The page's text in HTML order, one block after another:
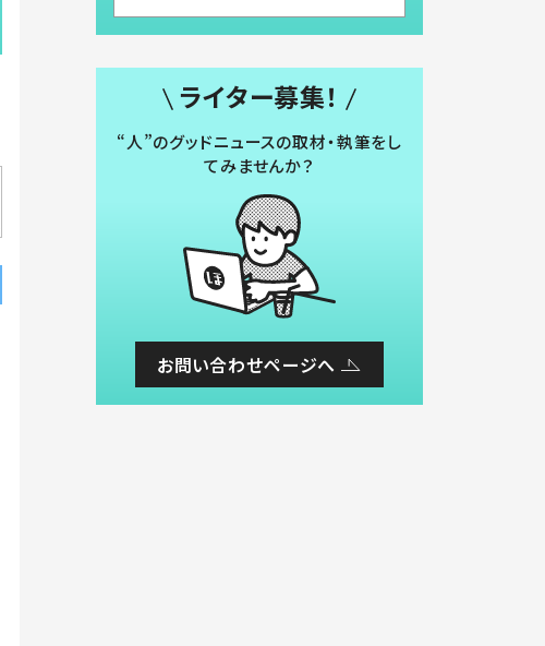
ライター募集！
“人”のグッドニュースの取材・執筆をし
てみませんか？
お問い合わせページへ